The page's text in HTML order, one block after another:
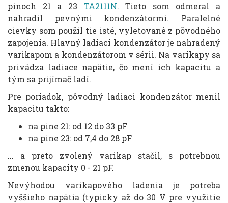
pinoch 21 a 23 TA2111N. Tieto som odmeral a
nahradil pevnými kondenzátormi. Paralelné
cievky som použil tie isté, vyletované z pôvodného
zapojenia. Hlavný ladiaci kondenzátor je nahradený
varikapom a kondenzátorom v sérii. Na varikapy sa
privádza ladiace napätie, čo mení ich kapacitu a
tým sa prijímač ladí.
Pre poriadok, pôvodný ladiaci kondenzátor menil
kapacitu takto:
na pine 21: od 12 do 33 pF
na pine 23: od 7,4 do 28 pF
... a preto zvolený varikap stačil, s potrebnou
zmenou kapacity 0 - 21 pF.
Nevýhodou varikapového ladenia je potreba
vyššieho napätia (typicky až do 30 V pre využitie